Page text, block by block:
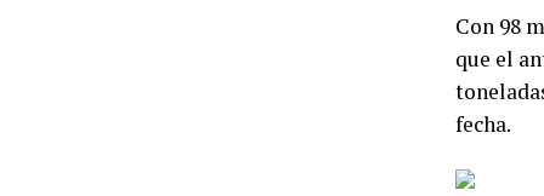
Con 98
que el
fecha.